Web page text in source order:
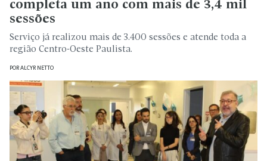
completa um ano com mais de 3,4 mil
sessões
Serviço já realizou mais de 3.400 sessões e atende toda a
região Centro-Oeste Paulista.
PORALCYR NETTO